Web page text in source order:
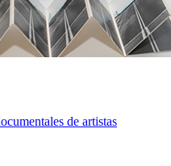
de artistas